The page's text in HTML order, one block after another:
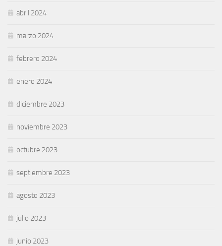
abril 2024
marzo 2024
febrero 2024
enero 2024
diciembre 2023
noviembre 2023
octubre 2023
septiembre 2023
agosto 2023
julio 2023
junio 2023